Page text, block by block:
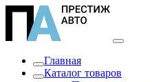
Главная
Каталог товаров